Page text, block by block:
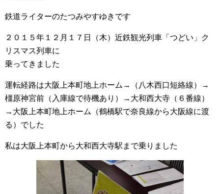
鉄道ライターのたつみやすゆきです
２０１５年１２月１７日（木）近鉄観光列車「つどい」ク
リスマス列車に
乗ってきました
運転経路は大阪上本町地上ホーム→（八木西口短絡線）→
橿原神宮前（入庫線で待機あり）→大和西大寺（６番線）
→大阪上本町地上ホーム（鶴橋駅で奈良線から大阪線に渡
る）でした
私は大阪上本町から大和西大寺駅まで乗りました